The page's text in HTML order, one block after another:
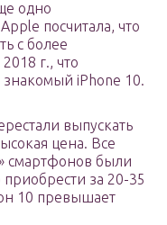
одно
посчитала, что
с более
г., что
знакомый iPhone 10.
выпускать
цена. Все
смартфонов были
за 20-35
10 превышает